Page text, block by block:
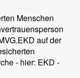
Menschen
auf der
- hier: EKD -